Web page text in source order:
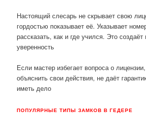
Настоящий слесарь не скрывает свою
гордостью показывает её. Указывает
рассказать, как и где учился. Это
уверенность
Если мастер избегает вопроса о
объяснить свои действия, не даёт
иметь дело
ПОПУЛЯРНЫЕ ТИПЫ ЗАМКОВ В ГЕДЕРЕ